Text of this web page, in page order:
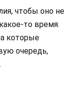
чтобы оно не
то время.
которые
очередь,